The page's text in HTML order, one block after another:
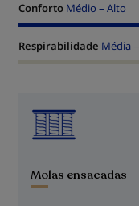
Conforto Médio – Alto
Respirabilidade Média
Molas ensacadas